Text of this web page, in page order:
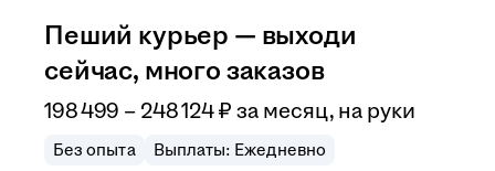
Пеший курьер — выходи
сейчас, много заказов
198 499 – 248 124₽ за месяц, на руки
Без опыта Выплаты: Ежедневно